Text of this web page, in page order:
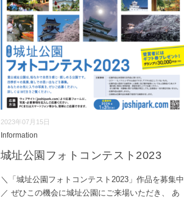
2023年07月15日
Information
城址公園フォトコンテスト2023
＼「城址公園フォトコンテスト2023」作品を募集中
／ ぜひこの機会に城址公園にご来場いただき、 あ